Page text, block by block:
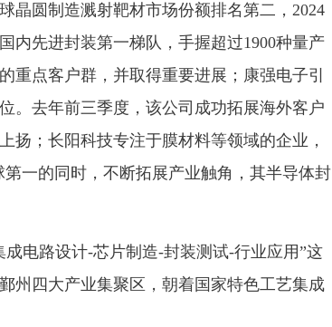
圆制造溅射靶材市场份额排名第二，2024
内先进封装第一梯队，手握超过1900种量产
重点客户群，并取得重要进展；康强电子引
。去年前三季度，该公司成功拓展海外客户
扬；长阳科技专注于膜材料等领域的企业，
一的同时，不断拓展产业触角，其半导体封
路设计-芯片制造-封装测试-行业应用”这
州四大产业集聚区，朝着国家特色工艺集成